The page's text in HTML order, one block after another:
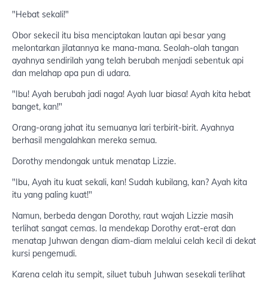
"Hebat sekali!"
Obor sekecil itu bisa menciptakan lautan api besar yang
melontarkan jilatannya ke mana-mana. Seolah-olah tangan
ayahnya sendirilah yang telah berubah menjadi sebentuk api
dan melahap apa pun di udara.
"Ibu! Ayah berubah jadi naga! Ayah luar biasa! Ayah kita hebat
banget, kan!"
Orang-orang jahat itu semuanya lari terbirit-birit. Ayahnya
berhasil mengalahkan mereka semua.
Dorothy mendongak untuk menatap Lizzie.
"Ibu, Ayah itu kuat sekali, kan! Sudah kubilang, kan? Ayah kita
itu yang paling kuat!"
Namun, berbeda dengan Dorothy, raut wajah Lizzie masih
terlihat sangat cemas. Ia mendekap Dorothy erat-erat dan
menatap Juhwan dengan diam-diam melalui celah kecil di dekat
kursi pengemudi.
Karena celah itu sempit, siluet tubuh Juhwan sesekali terlihat